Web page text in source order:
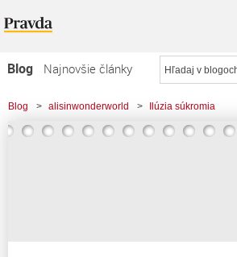
Blog
Najnovšie články
Najčítanejšie články
Najkomentovanejšie články
Blog > alisinwonderworld > Ilúzia súkromia